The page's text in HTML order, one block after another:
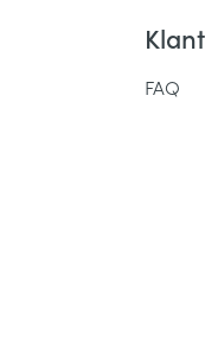
FAQ